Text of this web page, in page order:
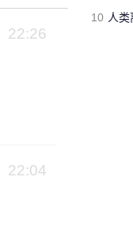
22:26
22:04
10 人